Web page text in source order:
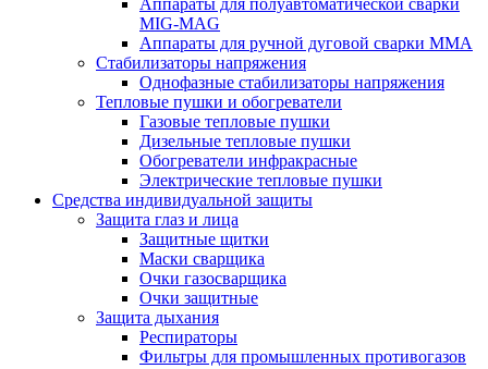
Аппараты для полуавтоматической сварки
MIG-MAG
Аппараты для ручной дуговой сварки MMA
Стабилизаторы напряжения
Однофазные стабилизаторы напряжения
Тепловые пушки и обогреватели
Газовые тепловые пушки
Дизельные тепловые пушки
Обогреватели инфракрасные
Электрические тепловые пушки
Средства индивидуальной защиты
Защита глаз и лица
Защитные щитки
Маски сварщика
Очки газосварщика
Очки защитные
Защита дыхания
Респираторы
Фильтры для промышленных противогазов